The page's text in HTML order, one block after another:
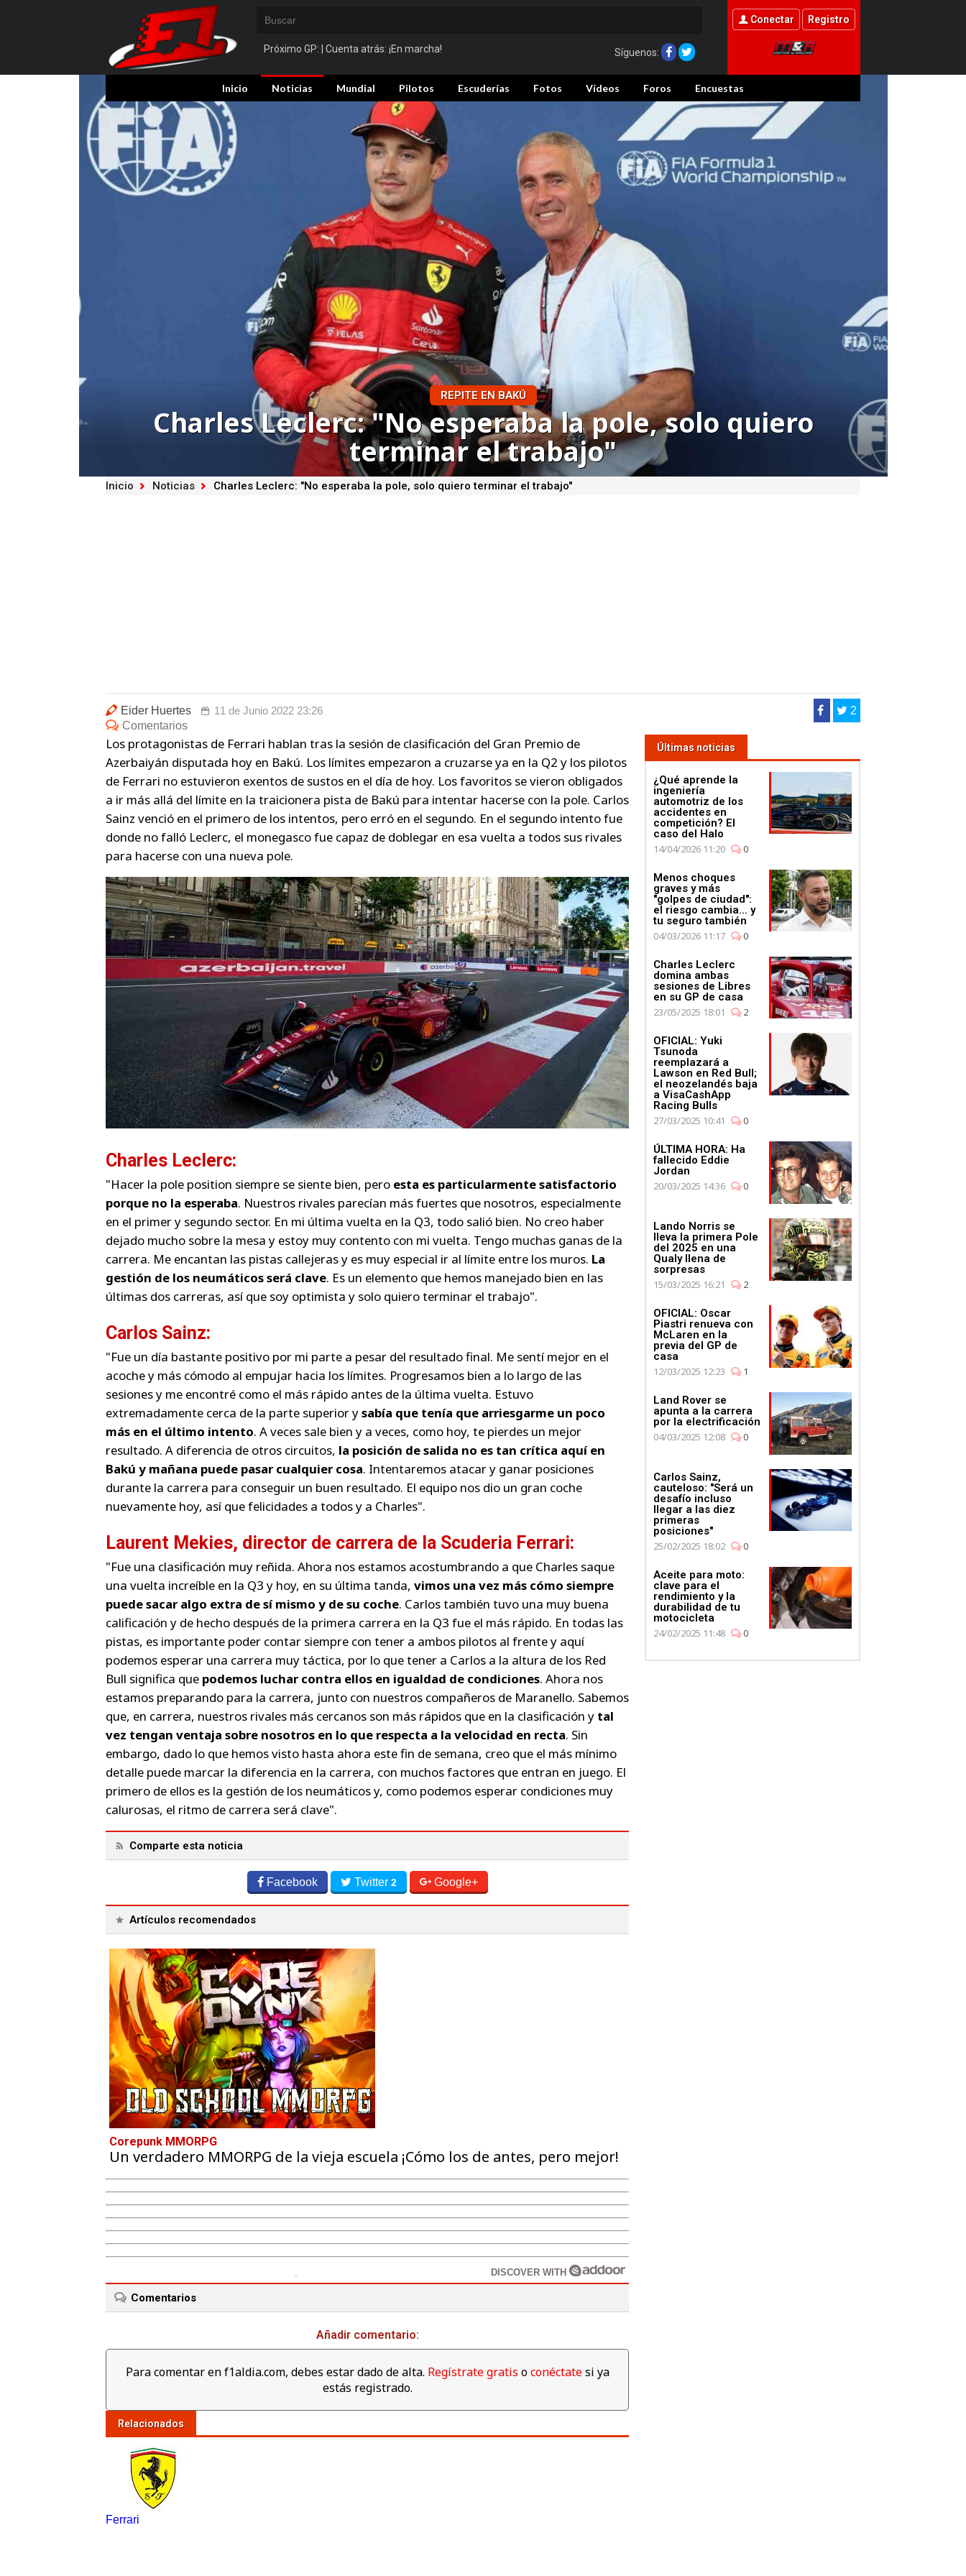
Próximo GP: | Cuenta atrás: ¡En marcha! Síguenos:
Conectar Registro
Inicio Noticias Mundial Pilotos Escuderías Fotos Vídeos Foros Encuestas
REPITE EN BAKÚ
Charles Leclerc: "No esperaba la pole, solo quiero
terminar el trabajo"
Inicio Noticias Charles Leclerc: "No esperaba la pole, solo quiero terminar el trabajo"
Eider Huertes
11 de Junio 2022 23:26
Comentarios
2
Los protagonistas de Ferrari hablan tras la sesión de clasificación del Gran Premio de
Azerbaiyán disputada hoy en Bakú. Los límites empezaron a cruzarse ya en la Q2 y los pilotos
de Ferrari no estuvieron exentos de sustos en el día de hoy. Los favoritos se vieron obligados
a ir más allá del límite en la traicionera pista de Bakú para intentar hacerse con la pole. Carlos
Sainz venció en el primero de los intentos, pero erró en el segundo. En el segundo intento fue
donde no falló Leclerc, el monegasco fue capaz de doblegar en esa vuelta a todos sus rivales
para hacerse con una nueva pole.
Charles Leclerc:
"Hacer la pole position siempre se siente bien, pero esta es particularmente satisfactorio
porque no la esperaba. Nuestros rivales parecían más fuertes que nosotros, especialmente
en el primer y segundo sector. En mi última vuelta en la Q3, todo salió bien. No creo haber
dejado mucho sobre la mesa y estoy muy contento con mi vuelta. Tengo muchas ganas de la
carrera. Me encantan las pistas callejeras y es muy especial ir al límite entre los muros. La
gestión de los neumáticos será clave. Es un elemento que hemos manejado bien en las
últimas dos carreras, así que soy optimista y solo quiero terminar el trabajo".
Carlos Sainz:
"Fue un día bastante positivo por mi parte a pesar del resultado final. Me sentí mejor en el
acoche y más cómodo al empujar hacia los límites. Progresamos bien a lo largo de las
sesiones y me encontré como el más rápido antes de la última vuelta. Estuvo
extremadamente cerca de la parte superior ysabía que tenía que arriesgarme un poco
más en el último intento. A veces sale bien y a veces, como hoy, te pierdes un mejor
resultado. A diferencia de otros circuitos, la posición de salida no es tan crítica aquí en
Bakú y mañana puede pasar cualquier cosa. Intentaremos atacar y ganar posiciones
durante la carrera para conseguir un buen resultado. El equipo nos dio un gran coche
nuevamente hoy, así que felicidades a todos y a Charles".
Laurent Mekies, director de carrera de la Scuderia Ferrari:
"Fue una clasificación muy reñida. Ahora nos estamos acostumbrando a que Charles saque
una vuelta increíble en la Q3 y hoy, en su última tanda, vimos una vez más cómo siempre
puede sacar algo extra de sí mismo y de su coche. Carlos también tuvo una muy buena
calificación y de hecho después de la primera carrera en la Q3 fue el más rápido. En todas las
pistas, es importante poder contar siempre con tener a ambos pilotos al frente y aquí
podemos esperar una carrera muy táctica, por lo que tener a Carlos a la altura de los Red
Bull significa que podemos luchar contra ellos en igualdad de condiciones. Ahora nos
estamos preparando para la carrera, junto con nuestros compañeros de Maranello. Sabemos
que, en carrera, nuestros rivales más cercanos son más rápidos que en la clasificación y tal
vez tengan ventaja sobre nosotros en lo que respecta a la velocidad en recta. Sin
embargo, dado lo que hemos visto hasta ahora este fin de semana, creo que el más mínimo
detalle puede marcar la diferencia en la carrera, con muchos factores que entran en juego. El
primero de ellos es la gestión de los neumáticos y, como podemos esperar condiciones muy
calurosas, el ritmo de carrera será clave".
Comparte esta noticia
Facebook Twitter 2 Google+
Artículos recomendados
Corepunk MMORPG
Un verdadero MMORPG de la vieja escuela ¡Cómo los de antes, pero mejor!
DISCOVER WITH
Comentarios
Añadir comentario:
Para comentar en f1aldia.com, debes estar dado de alta. Regístrate gratis oconéctatesi ya
estás registrado.
Relacionados
Ferrari
Últimas noticias
¿Qué aprende la
ingeniería
automotriz de los
accidentes en
competición? El
caso del Halo
14/04/2026 11:20
0
Menos choques
graves y más
"golpes de ciudad":
el riesgo cambia... y
tu seguro también
04/03/2026 11:17
0
Charles Leclerc
domina ambas
sesiones de Libres
en su GP de casa
23/05/2025 18:01
2
OFICIAL: Yuki
Tsunoda
reemplazará a
Lawson en Red Bull;
el neozelandés baja
a VisaCashApp
Racing Bulls
27/03/2025 10:41
0
ÚLTIMA HORA: Ha
fallecido Eddie
Jordan
20/03/2025 14:36
0
Lando Norris se
lleva la primera Pole
del 2025 en una
Qualy llena de
sorpresas
15/03/2025 16:21
2
OFICIAL: Oscar
Piastri renueva con
McLaren en la
previa del GP de
casa
12/03/2025 12:23
1
Land Rover se
apunta a la carrera
por la electrificación
04/03/2025 12:08
0
Carlos Sainz,
cauteloso: "Será un
desafío incluso
llegar a las diez
primeras
posiciones"
25/02/2025 18:02
0
Aceite para moto:
clave para el
rendimiento y la
durabilidad de tu
motocicleta
24/02/2025 11:48
0